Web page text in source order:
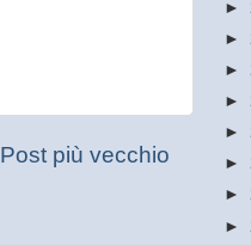
Post più vecchio
►
►
►
►
►
►
►
►